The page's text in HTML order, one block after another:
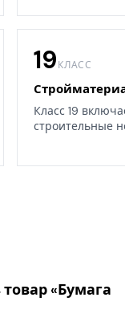
19КЛАСС
Класс 19
строительные
«Бумага